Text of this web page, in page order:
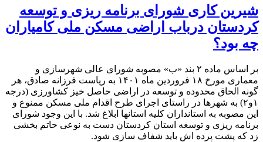
شیرین کاری شورای برنامه ریزی و توسعه
کردستان درباب اراضی مسکن ملی کامیاران
چه بود؟
بر اساس ماده ۲ بند «ب» مصوبه شورای عالی شهرسازی و
معماری مورخ ۱۸ فروردین ماه ۱۴۰۱ به ریاست فرزانه صادق، هر
گونه الحاق محدوده و توسعه در اراضی حاصل خیز کشاورزی (درجه
۱و۲) به شهرها در راستای اجرای طرح اقدام ملی مسکن ممنوع و
این مصوبه به استانداران کلیه استانها ابلاغ شد. با این وجود شورای
برنامه ریزی و توسعه استان کردستان دست به نوعی حاتم بخشی
زد که پشت پرده اش باید شفاف سازی شود.